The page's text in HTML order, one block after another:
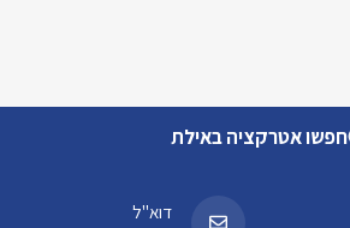
חפשו אטרקציה באילת
דוא"ל